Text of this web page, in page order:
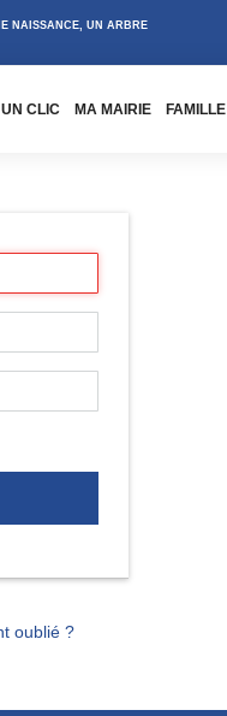
NAISSANCE, UN ARBRE
UN CLIC MA MAIRIE FAMILLE
oublié ?